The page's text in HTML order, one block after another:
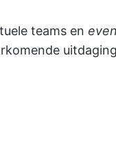
teams en even